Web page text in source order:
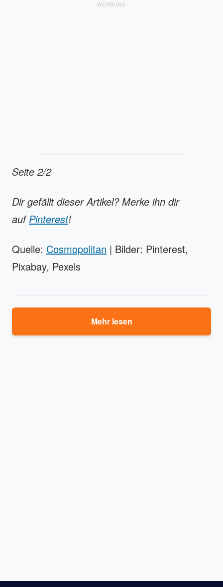
WERBUNG
Seite 2/2
Dir gefällt dieser Artikel? Merke ihn dir
aufPinterest!
Quelle: Cosmopolitan | Bilder: Pinterest,
Pixabay, Pexels
Mehr lesen